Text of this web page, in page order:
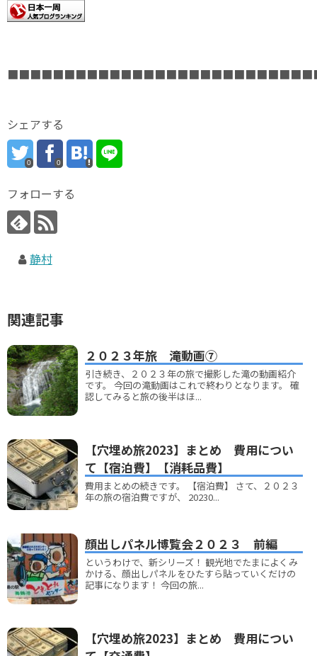
シェアする
0 0
フォローする
静村
関連記事
２０２３年旅 滝動画⑦
引き続き、２０２３年の旅で撮影した滝の動画紹介
です。 今回の滝動画はこれで終わりとなります。 確
認してみると旅の後半はほ...
【穴埋め旅2023】まとめ 費用につい
て【宿泊費】【消耗品費】
費用まとめの続きです。 【宿泊費】 さて、２０２３
年の旅の宿泊費ですが、 20230...
顔出しパネル博覧会２０２３ 前編
というわけで、新シリーズ！ 観光地でたまによくみ
かける、顔出しパネルをひたすら貼っていくだけの
記事になります！ 今回の旅...
【穴埋め旅2023】まとめ 費用につい